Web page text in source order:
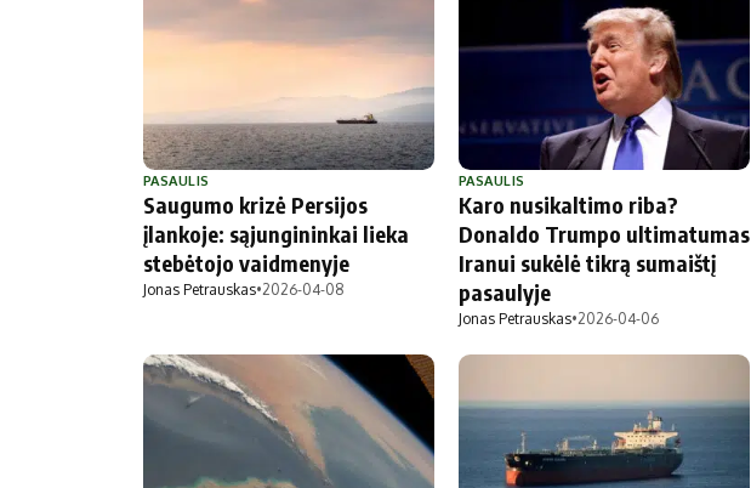
PASAULIS
Saugumo krizė Persijos
įlankoje: sąjungininkai lieka
stebėtojo vaidmenyje
Jonas Petrauskas•2026-04-08
PASAULIS
Karo nusikaltimo riba?
Donaldo Trumpo ultimatumas
Iranui sukėlė tikrą sumaištį
pasaulyje
Jonas Petrauskas•2026-04-06